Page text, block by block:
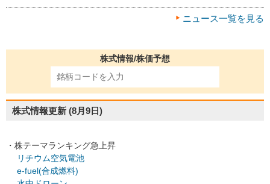
ニュース一覧を見る
株式情報/株価予想
株式情報更新 (8月9日)
・株テーマランキング急上昇
リチウム空気電池
e-fuel(合成燃料)